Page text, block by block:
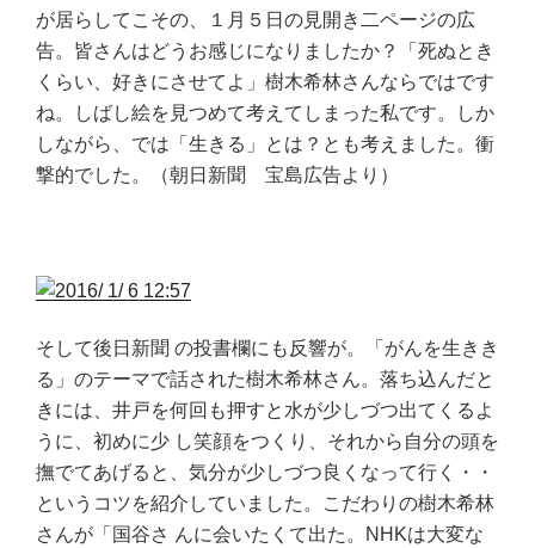
が居らしてこその、１月５日の見開き二ページの広
告。皆さんはどうお感じになりましたか？「死ぬとき
くらい、好きにさせてよ」樹木希林さんならではです
ね。しばし絵を見つめて考えてしまった私です。しか
しながら、では「生きる」とは？とも考えました。衝
撃的でした。（朝日新聞 宝島広告より）
そして後日新聞 の投書欄にも反響が。「がんを生きき
る」のテーマで話された樹木希林さん。落ち込んだと
きには、井戸を何回も押すと水が少しづつ出てくるよ
うに、初めに少 し笑顔をつくり、それから自分の頭を
撫でてあげると、気分が少しづつ良くなって行く・・
というコツを紹介していました。こだわりの樹木希林
さんが「国谷さ んに会いたくて出た。NHKは大変な